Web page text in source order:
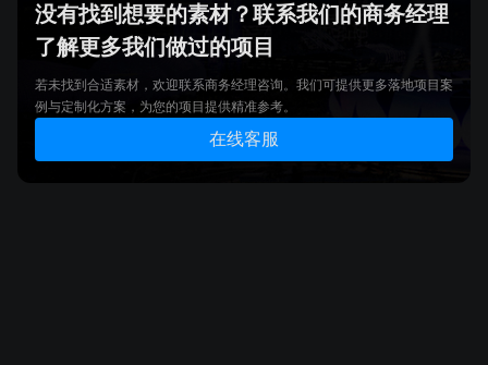
没有找到想要的素材？联系我们的商务经理
了解更多我们做过的项目
若未找到合适素材，欢迎联系商务经理咨询。我们可提供更多落地项目案
例与定制化方案，为您的项目提供精准参考。
在线客服